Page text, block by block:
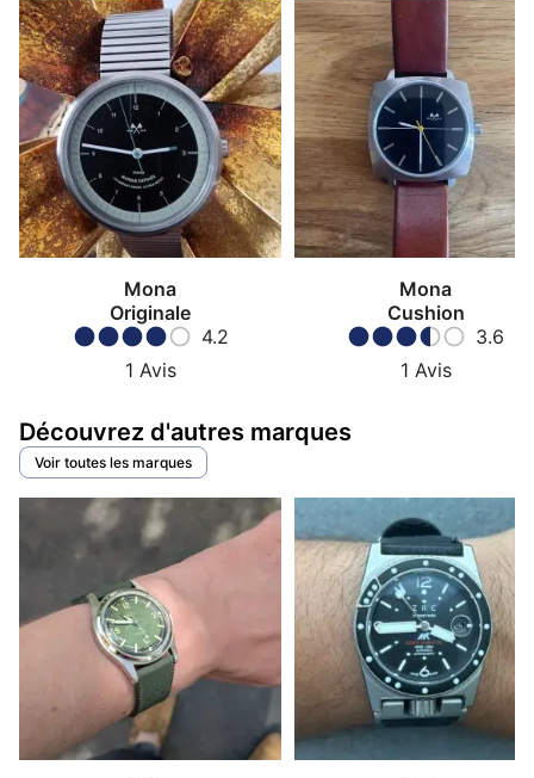
Mona
Originale
4.2
1 Avis
Mona
Cushion
3.6
1 Avis
Découvrez d'autres marques
Voir toutes les marques